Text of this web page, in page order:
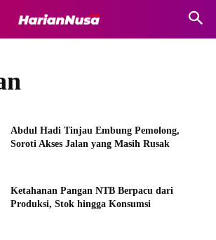
Abdul Hadi Tinjau Embung Pemolong,
Soroti Akses Jalan yang Masih Rusak
Ketahanan Pangan NTB Berpacu dari
Produksi, Stok hingga Konsumsi